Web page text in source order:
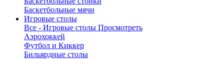
Баскетбольные мячи
Игровые столы
Все - Игровые столы Просмотреть
Аэрохоккей
Футбол и Киккер
Бильярдные столы